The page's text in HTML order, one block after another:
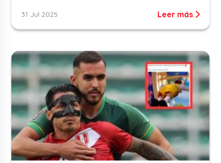
31 Jul 2025 Leer más